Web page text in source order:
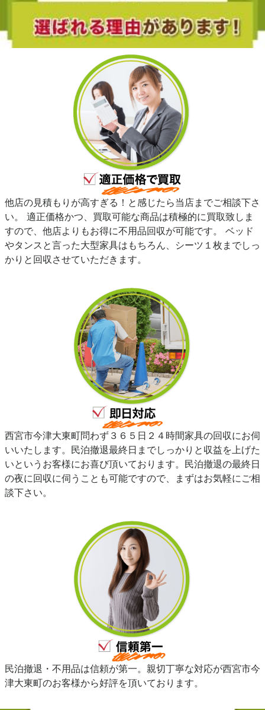
他店の見積もりが高すぎる！と感じたら当店までご相談下さ
い。 適正価格かつ、買取可能な商品は積極的に買取致しま
すので、他店よりもお得に不用品回収が可能です。 ベッド
やタンスと言った大型家具はもちろん、シーツ１枚までしっ
かりと回収させていただきます。
西宮市今津大東町問わず３６５日２４時間家具の回収にお伺
いいたします。民泊撤退最終日までしっかりと収益を上げた
いというお客様にお喜び頂いております。民泊撤退の最終日
の夜に回収に伺うことも可能ですので、まずはお気軽にご相
談下さい。
民泊撤退・不用品は信頼が第一。親切丁寧な対応が西宮市今
津大東町のお客様から好評を頂いております。